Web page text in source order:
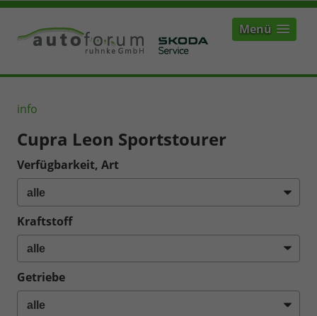
Menü
info
Cupra Leon Sportstourer
Verfügbarkeit, Art
Kraftstoff
Getriebe